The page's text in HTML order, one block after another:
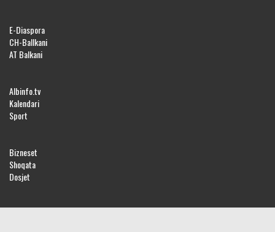
E-Diaspora
CH-Ballkani
AT Balkani
Albinfo.tv
Kalendari
Sport
Bizneset
Shoqata
Dosjet